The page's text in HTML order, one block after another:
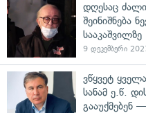
დღესაც
შეინიშნება
სააკაშვილზე
9 დეკემბერი
ვწყვეტ
სანამ ე.წ.
გააუქმებენ